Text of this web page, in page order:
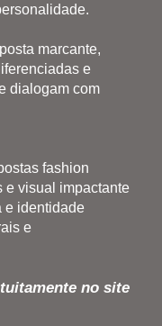
marcante,
e
dialogam com
fashion
e visual impactante
e identidade
e
no site